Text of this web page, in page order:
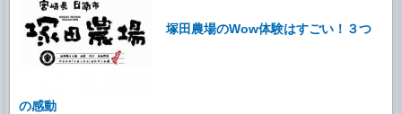
塚田農場のWow体験はすごい！３つ
の感動